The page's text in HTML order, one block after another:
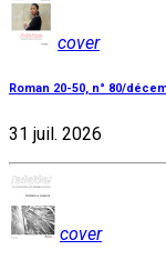
cover
Roman 20-50, n° 80/
31 juil. 2026
cover